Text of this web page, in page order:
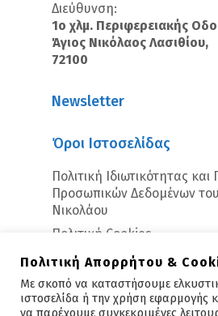
Διεύθυνση:
1ο χλμ. Περιφερειακής
Άγιος Νικόλαος Λασιθίου,
72100
Newsletter
Όροι Ιστοσελίδας
Πολιτική Ιδιωτικότητας
Προσωπικών Δεδομένων
Νικολάου
Πολιτική Cookies
Πολιτική Απορρήτου &
Με σκοπό να καταστήσουμε
ιστοσελίδα ή την χρήση εφαρμογής
να παρέχουμε συγκεκριμένες